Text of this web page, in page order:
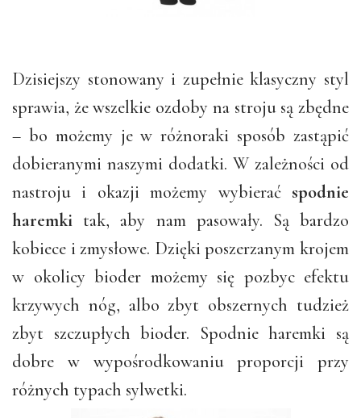
Dzisiejszy stonowany i zupełnie klasyczny styl
sprawia, że wszelkie ozdoby na stroju są zbędne
– bo możemy je w różnoraki sposób zastąpić
dobieranymi naszymi dodatki. W zależności od
nastroju i okazji możemy wybierać spodnie
haremki tak, aby nam pasowały. Są bardzo
kobiece i zmysłowe. Dzięki poszerzanym krojem
w okolicy bioder możemy się pozbyc efektu
krzywych nóg, albo zbyt obszernych tudzież
zbyt szczupłych bioder. Spodnie haremki są
dobre w wypośrodkowaniu proporcji przy
różnych typach sylwetki.